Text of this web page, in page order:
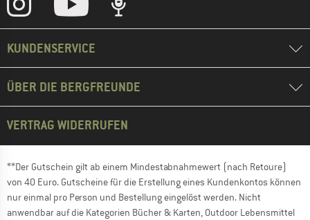
KUNDENSERVICE
ÜBER DIE BERGFREUNDE
VERTRAG WIDERRUFEN
**Der Gutschein gilt ab einem Mindestabnahmewert (nach Retoure)
von 40 Euro. Gutscheine für die Erstellung eines Kundenkontos können
nur einmal pro Person und Bestellung eingelöst werden. Nicht
anwendbar auf die Kategorien Bücher & Karten, Outdoor Lebensmittel